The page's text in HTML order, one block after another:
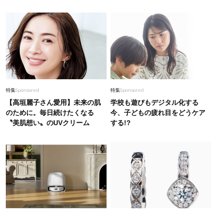
特集Sponsored
【高垣麗子さん愛用】未来の肌
のために。毎日続けたくなる
〝美肌想い〟のUVクリーム
特集Sponsored
学校も遊びもデジタル化する
今、子どもの疲れ目をどうケア
する!?